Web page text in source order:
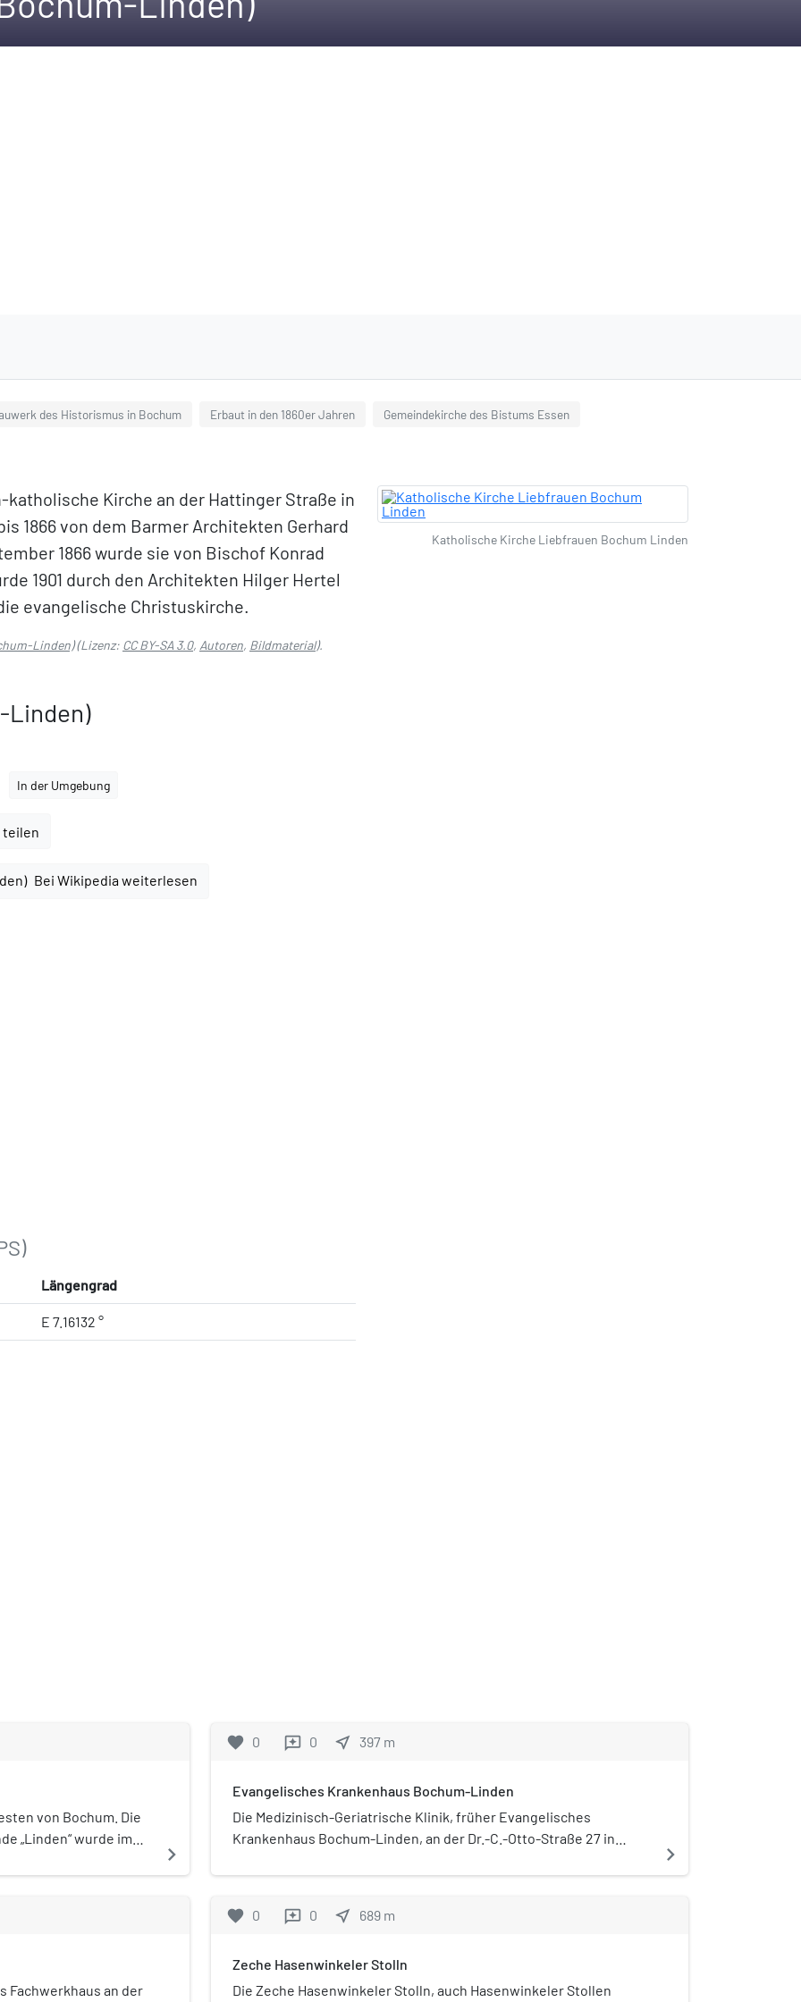
des Historismus in Bochum Erbaut in den 1860er Jahren Gemeindekirche des Bistums Essen
Kirche an der Hattinger Straße in
1866 von dem Barmer Architekten Gerhard
1866 wurde sie von Bischof Konrad
1901 durch den Architekten Hilger Hertel
evangelische Christuskirche.
Linden)(Lizenz: CC BY-SA 3.0, Autoren, Bildmaterial).
Linden)
In der Umgebung
teilen
Bei Wikipedia weiterlesen
Längengrad
E 7.16132 °
Katholische Kirche Liebfrauen Bochum Linden
von Bochum. Die
„Linden“ wurde im
nach
navigate_next
Fachwerkhaus an der
favorite 0 reviews 0 near_me 397 m
Evangelisches Krankenhaus Bochum-Linden
Die Medizinisch-Geriatrische Klinik, früher Evangelisches
Krankenhaus Bochum-Linden, an der Dr.-C.-Otto-Straße 27 in
heutiges Fachkrankenhaus mit Schwerpunkt auf die medizinische
Anstalt Bochum und somit zur Evangelischen Stiftung Augusta.
navigate_next
favorite 0 reviews 0 near_me 689 m
Zeche Hasenwinkeler Stolln
Die Zeche Hasenwinkeler Stolln, auch Hasenwinkeler Stollen